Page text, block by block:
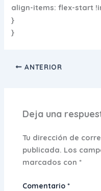
align-items: flex-start
}
}
ANTERIOR
Deja una
Tu dirección de
publicada. Los
marcados con*
Comentario*